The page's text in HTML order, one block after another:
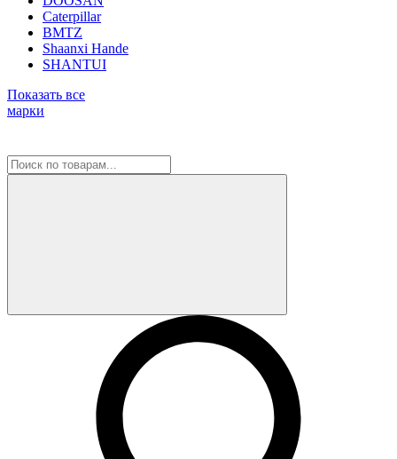
Caterpillar
BMTZ
Shaanxi Hande
SHANTUI
Показать все
марки